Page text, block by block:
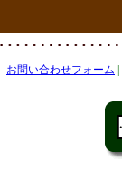
お問い合わせフォーム